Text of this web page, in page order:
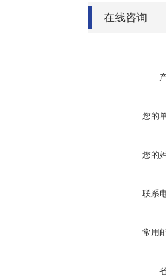
在线咨询
您的
您的
联系
常用